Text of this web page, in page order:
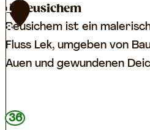
h
e
t
S
e
1
3
Beusichem
Beusichem ist ein
Fluss Lek, umgeben von
Auen und gewundenen
B
36